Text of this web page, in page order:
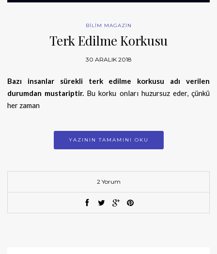
BİLİM MAGAZİN
Terk Edilme Korkusu
30 ARALIK 2018
Bazı insanlar sürekli terk edilme korkusu adı verilen
durumdan mustariptir. Bu korku onları huzursuz eder, çünkü
her zaman
YAZININ TAMAMINI OKU
2 Yorum